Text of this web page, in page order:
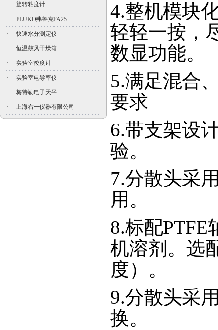
· 旋转粘度计
· FLUKO弗鲁克FA25
· 快速水分测定仪
· 恒温鼓风干燥箱
· 实验室酸度计
· 实验室电导率仪
· 梅特勒电子天平
· 上海右一仪器有限公司
4.整机模块
轻轻一按，
数显功能。
5.满足混合
要求
6.带支架设
验。
7.分散头采
用。
8.标配PTFE
机溶剂。选
度）。
9.分散头采
换。